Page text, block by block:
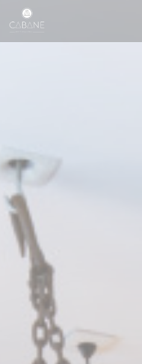
Cookies beheer paneel